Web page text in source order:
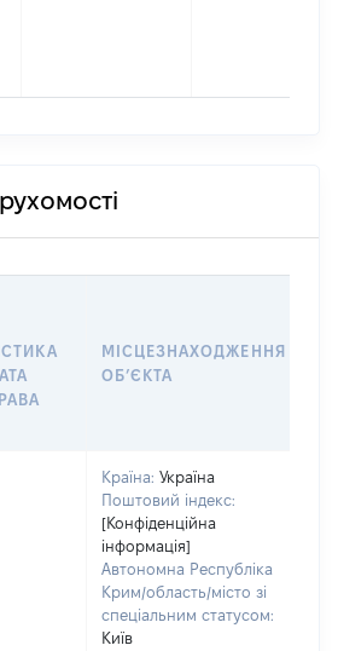
МІСЦЕЗНАХОДЖЕННЯ
ОБʼЄКТА
Країна: Україна
Поштовий індекс:
[Конфіденційна
інформація]
Автономна Республіка
Крим/область/місто зі
спеціальним статусом:
Київ